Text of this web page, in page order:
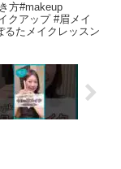
方#makeup
クアップ #眉メイ
るたメイクレッスン